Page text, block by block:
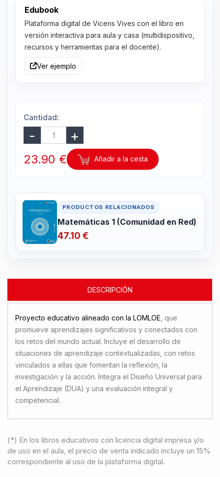
Edubook
Plataforma digital de Vicens Vives con el libro en
versión interactiva para aula y casa (multidispositivo,
recursos y herramientas para el docente).
Ver ejemplo
Cantidad:
23.90 € Añadir a la cesta
PRODUCTOS RELACIONADOS
Matemáticas 1 (Comunidad en Red)
47.10 €
DESCRIPCIÓN
Proyecto educativo alineado con la LOMLOE, que
promueve aprendizajes significativos y conectados con
los retos del mundo actual. Incluye el desarrollo de
situaciones de aprendizaje contextualizadas, con retos
vinculados a ellas que fomentan la reflexión, la
investigación y la acción. Integra el Diseño Universal para
el Aprendizaje (DUA) y una evaluación integral y
competencial.
(*) En los libros educativos con licencia digital impresa y/o
de uso en el aula, el precio de venta indicado incluye un 15%
correspondiente al uso de la plataforma digital.